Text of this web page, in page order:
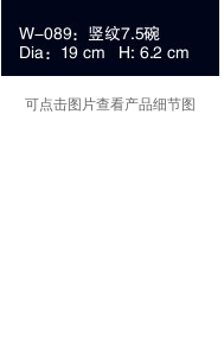
可点击图片查看产品细节图